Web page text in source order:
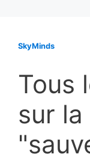
SkyMinds
Tous
sur